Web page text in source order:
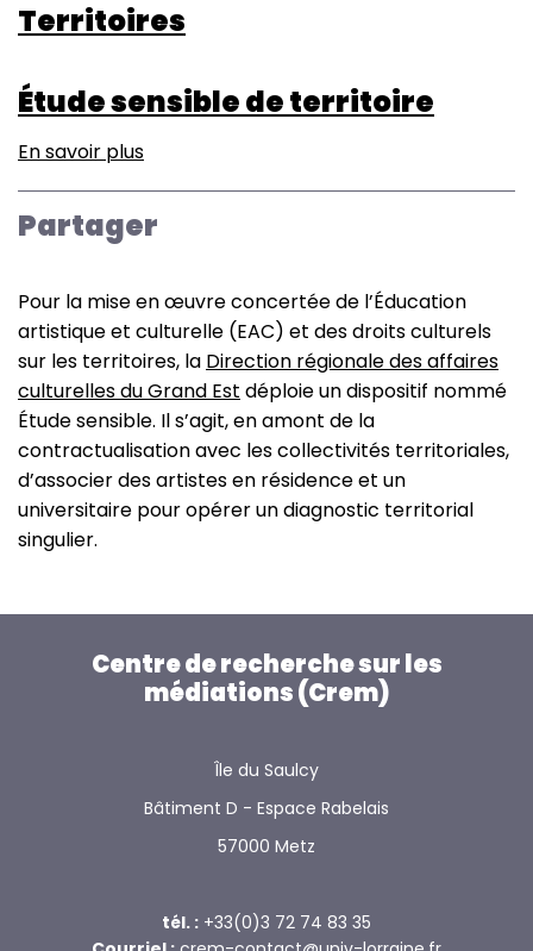
Territoires
Étude sensible de territoire
En savoir plus
de
Partager
Pour la mise en œuvre concertée de l’Éducation
artistique et culturelle (EAC) et des droits culturels
sur les territoires, la Direction régionale des affaires
culturelles du Grand Est déploie un dispositif nommé
Étude sensible. Il s’agit, en amont de la
contractualisation avec les collectivités territoriales,
d’associer des artistes en résidence et un
universitaire pour opérer un diagnostic territorial
singulier.
Centre de recherche sur les
médiations (Crem)
Île du Saulcy
Bâtiment D - Espace Rabelais
57000 Metz
tél. : +33(0)3 72 74 83 35